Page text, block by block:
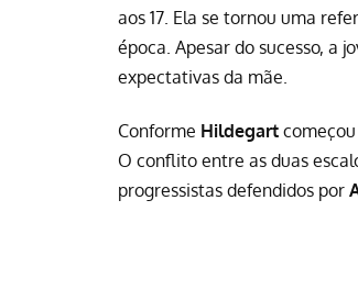
aos 17. Ela se tornou uma
época. Apesar do sucesso, a
expectativas da mãe.
Conforme Hildegart
O conflito entre as duas
progressistas defendidos por